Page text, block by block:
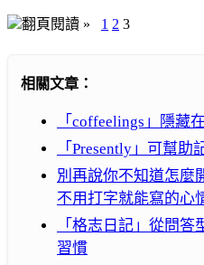
翻頁閱讀 » 1 2 3
相關文章：
「coffeelings」隱藏
「Presently」可幫
別再說你不知道怎麼
不用打字就能寫的心
「格志日記」從問
習慣